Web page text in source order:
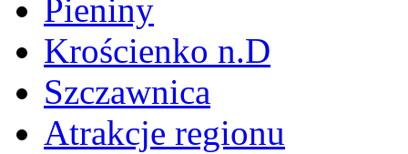
Pieniny
Krościenko n.D
Szczawnica
Atrakcje regionu